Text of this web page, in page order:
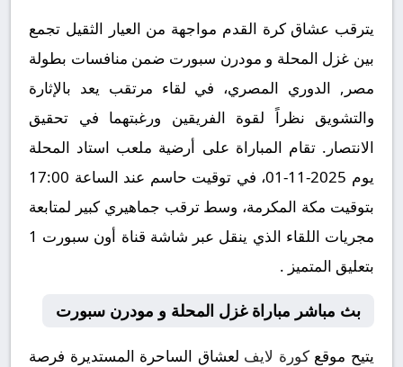
يترقب عشاق كرة القدم مواجهة من العيار الثقيل تجمع
بين غزل المحلة و مودرن سبورت ضمن منافسات بطولة
مصر, الدوري المصري، في لقاء مرتقب يعد بالإثارة
والتشويق نظراً لقوة الفريقين ورغبتهما في تحقيق
الانتصار. تقام المباراة على أرضية ملعب استاد المحلة
يوم 2025-11-01، في توقيت حاسم عند الساعة 17:00
بتوقيت مكة المكرمة، وسط ترقب جماهيري كبير لمتابعة
مجريات اللقاء الذي ينقل عبر شاشة قناة أون سبورت 1
بتعليق المتميز .
بث مباشر مباراة غزل المحلة و مودرن سبورت
يتيح موقعكورة لايف لعشاق الساحرة المستديرة فرصة